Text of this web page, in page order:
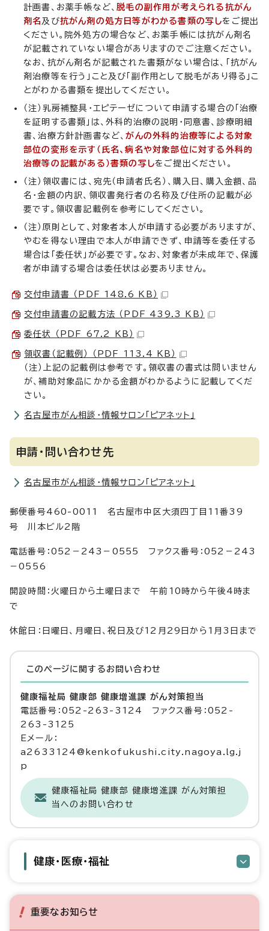
計画書、お薬手帳など、脱毛の副作用が考えられる抗がん
剤名 及び抗がん剤の処方日等がわかる書類の写しをご提出
ください。院外処方の場合など、お薬手帳には抗がん剤名
が記載されていない場合がありますのでご注意ください。
なお、抗がん剤名が記載された書類がない場合は、「抗がん
剤治療等を行う」こと及び「副作用として脱毛があり得る」こ
とがわかる書類を提出してください。
（注）乳房補整具・エピテーゼについて申請する場合の「治療
を証明する書類」は、外科的治療の説明・同意書、診療明細
書、治療方針計画書など、がんの外科的治療等による対象
部位の変形を示す（氏名、病名や対象部位に対する外科的
治療等の記載がある）書類の写しをご提出ください。
（注）領収書には、宛先（申請者氏名）、購入日、購入金額、品
名・金額の内訳、領収書発行者の名称及び住所の記載が必
要です。領収書記載例を参考にしてください。
（注）原則として、対象者本人が申請する必要がありますが、
やむを得ない理由で本人が申請できず、申請等を委任する
場合は「委任状」が必要です。なお、対象者が未成年で、保護
者が申請する場合は委任状は必要ありません。
交付申請書 （PDF 148.6 KB）
交付申請書の記載方法 （PDF 439.3 KB）
委任状 （PDF 67.2 KB）
領収書（記載例） （PDF 113.4 KB）
（注）上記の記載例は参考です。領収書の書式は問いません
が、補助対象品にかかる金額がわかるように記載してくだ
さい。
名古屋市がん相談・情報サロン「ピアネット」
申請・問い合わせ先
名古屋市がん相談・情報サロン「ピアネット」
郵便番号460-0011 名古屋市中区大須四丁目11番39
号 川本ビル2階
電話番号：052－243－0555 ファクス番号：052－243
－0556
開設時間：火曜日から土曜日まで 午前10時から午後4時ま
で
休館日：日曜日、月曜日、祝日及び12月29日から1月3日まで
このページに関する お問い合わせ
健康福祉局 健康部 健康増進課 がん対策担当
電話番号：052-263-3124 ファクス番号：052-
263-3125
Eメール：
a2633124@kenkofukushi.city.nagoya.lg.j
p
健康福祉局 健康部 健康増進課 がん対策担
当へのお問い合わせ
健康・医療・福祉
重要なお知らせ